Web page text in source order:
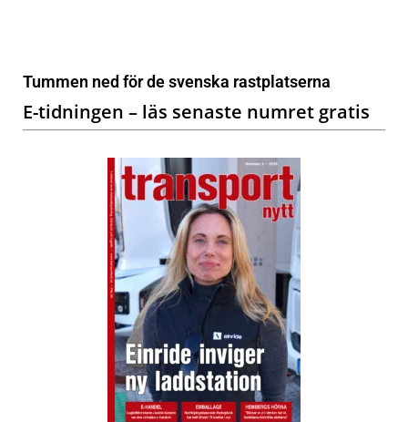
Tummen ned för de svenska rastplatserna
E-tidningen – läs senaste numret gratis